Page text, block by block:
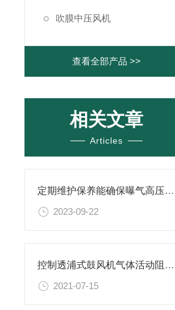
吹膜中压风机
查看全部产品 >>
相关文章
Articles
定期维护保养能确保曝气高压鼓风机的正常运行
2023-09-22
控制透浦式鼓风机气体活动阻力的方法介绍
2021-07-15